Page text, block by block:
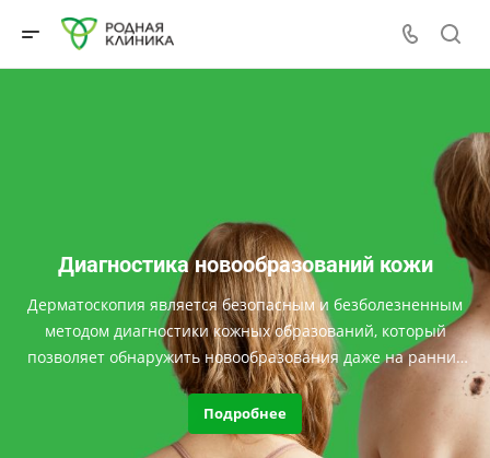
Диагностика новообразований кожи
Дерматоскопия является безопасным и безболезненным
методом диагностики кожных образований, который
позволяет обнаружить новообразования даже на ранних
стадиях.
Подробнее